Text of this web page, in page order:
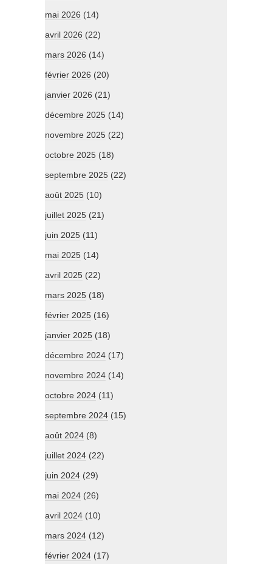
mai 2026 (14)
avril 2026 (22)
mars 2026 (14)
février 2026 (20)
janvier 2026 (21)
décembre 2025 (14)
novembre 2025 (22)
octobre 2025 (18)
septembre 2025 (22)
août 2025 (10)
juillet 2025 (21)
juin 2025 (11)
mai 2025 (14)
avril 2025 (22)
mars 2025 (18)
février 2025 (16)
janvier 2025 (18)
décembre 2024 (17)
novembre 2024 (14)
octobre 2024 (11)
septembre 2024 (15)
août 2024 (8)
juillet 2024 (22)
juin 2024 (29)
mai 2024 (26)
avril 2024 (10)
mars 2024 (12)
février 2024 (17)